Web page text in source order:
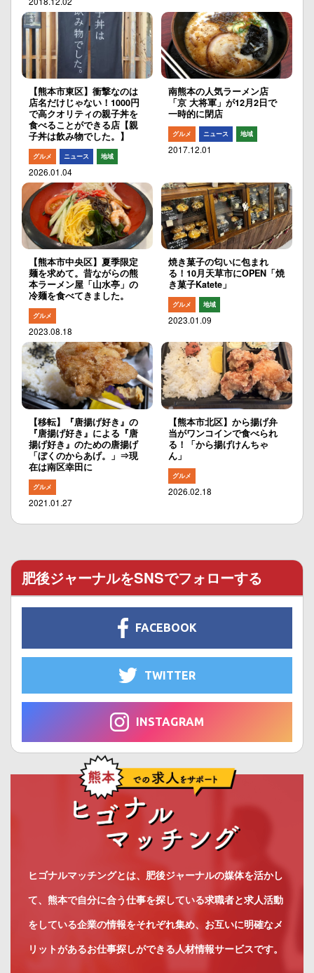
【熊本市東区】衝撃なのは
店名だけじゃない！1000円
で高クオリティの親子丼を
食べることができる店【親
子丼は飲み物でした。】
グルメ ニュース 地域
2026.01.04
南熊本の人気ラーメン店
「京 大将軍」が12月2日で
一時的に閉店
グルメ ニュース 地域
2017.12.01
【熊本市中央区】夏季限定
麺を求めて。昔ながらの熊
本ラーメン屋「山水亭」の
冷麺を食べてきました。
グルメ
2023.08.18
焼き菓子の匂いに包まれ
る！10月天草市にOPEN「焼
き菓子Katete」
グルメ 地域
2023.01.09
【移転】『唐揚げ好き』の
『唐揚げ好き』による『唐
揚げ好き』のための唐揚げ
「ぼくのからあげ。」⇒現
在は南区幸田に
グルメ
2021.01.27
【熊本市北区】から揚げ弁
当がワンコインで食べられ
る！「から揚げけんちゃ
ん」
グルメ
2026.02.18
肥後ジャーナルをSNSでフォローする
FACEBOOK
TWITTER
INSTAGRAM
ヒゴナルマッチングとは、肥後ジャーナルの媒体を活かし
て、熊本で自分に合う仕事を探している求職者と求人活動
をしている企業の情報をそれぞれ集め、お互いに明確なメ
リットがあるお仕事探しができる人材情報サービスです。